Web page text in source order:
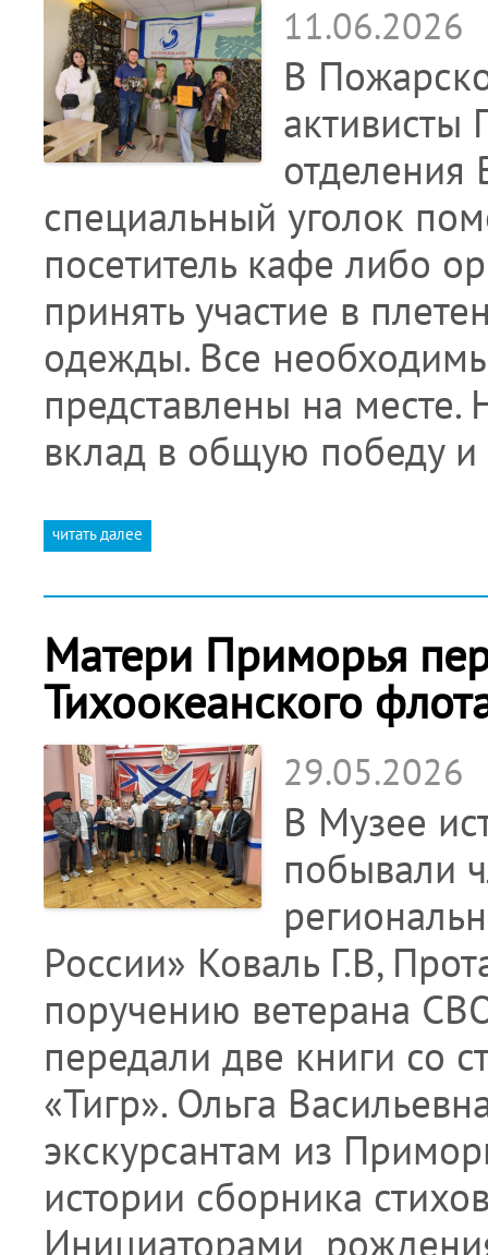
11.06.2026
В
активисты
специальный уголок
посетитель кафе либо
принять участие в
одежды. Все
представлены на месте.
вклад в общую победу
читать далее
Матери Приморья
Тихоокеанского
29.05.2026
В Музее
побывали
России» Коваль Г.В,
поручению ветерана
передали две книги со
«Тигр». Ольга
экскурсантам из
истории сборника
Инициаторами